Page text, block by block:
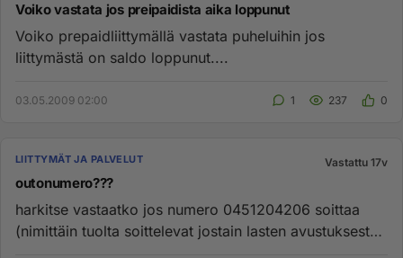
Voiko vastata jos preipaidista aika loppunut
Voiko prepaidliittymällä vastata puheluihin jos
liittymästä on saldo loppunut....
03.05.2009 02:00 1 237 0
LIITTYMÄT JA PALVELUT Vastattu 17v
outonumero???
harkitse vastaatko jos numero 0451204206 soittaa
(nimittäin tuolta soittelevat jostain lasten avustuksesta